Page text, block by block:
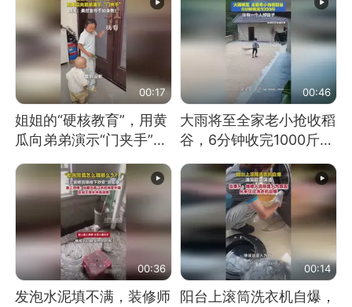
00:17
姐姐的“硬核教育”，用黄
瓜向弟弟演示“门夹手”，
网友：果然言传不如身
教！
00:46
大雨将至全家老小抢收稻
谷，6分钟收完1000斤，
没有一个人掉链子
00:36
发泡水泥填不满，装修师
00:14
阳台上滚筒洗衣机自爆，